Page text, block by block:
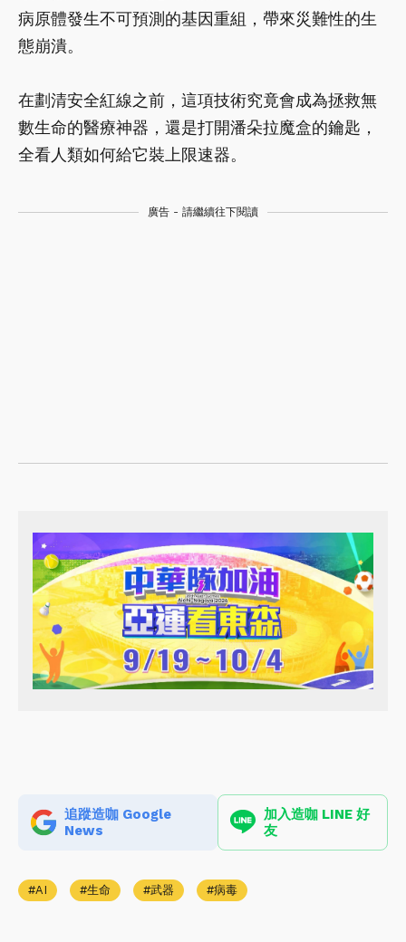
病原體發生不可預測的基因重組，帶來災難性的生
態崩潰。
在劃清安全紅線之前，這項技術究竟會成為拯救無
數生命的醫療神器，還是打開潘朵拉魔盒的鑰匙，
全看人類如何給它裝上限速器。
廣告 - 請繼續往下閱讀
追蹤造咖 Google
News
加入造咖 LINE 好
友
AI 生命 武器 病毒